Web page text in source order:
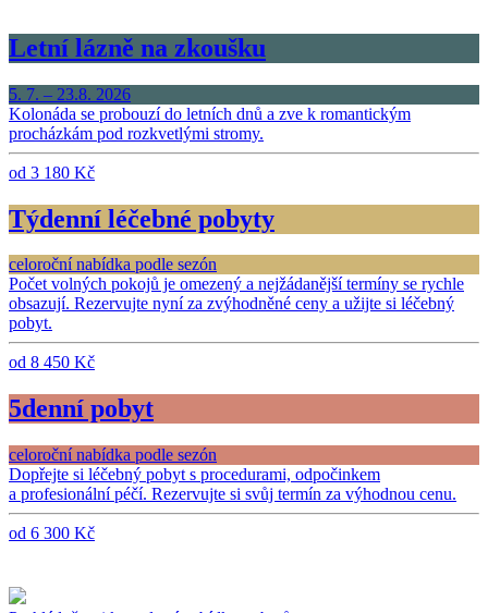
Letní lázně na zkoušku
5. 7. – 23.8. 2026
Kolonáda se probouzí do letních dnů a zve k romantickým
procházkám pod rozkvetlými stromy.
od 3 180 Kč
Týdenní léčebné pobyty
celoroční nabídka podle sezón
Počet volných pokojů je omezený a nejžádanější termíny se rychle
obsazují. Rezervujte nyní za zvýhodněné ceny a užijte si léčebný
pobyt.
od 8 450 Kč
5denní pobyt
celoroční nabídka podle sezón
Dopřejte si léčebný pobyt s procedurami, odpočinkem
a profesionální péčí. Rezervujte si svůj termín za výhodnou cenu.
od 6 300 Kč